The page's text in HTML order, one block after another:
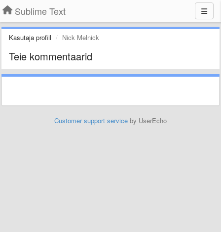
Sublime Text
Kasutaja profiil Nick Melnick
Teie kommentaarid
Customer support service by UserEcho